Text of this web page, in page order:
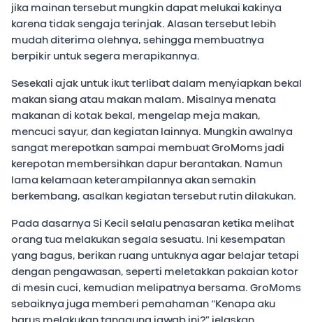
jika mainan tersebut mungkin dapat melukai kakinya
karena tidak sengaja terinjak. Alasan tersebut lebih
mudah diterima olehnya, sehingga membuatnya
berpikir untuk segera merapikannya.
Sesekali ajak untuk ikut terlibat dalam menyiapkan bekal
makan siang atau makan malam. Misalnya menata
makanan di kotak bekal, mengelap meja makan,
mencuci sayur, dan kegiatan lainnya. Mungkin awalnya
sangat merepotkan sampai membuat GroMoms jadi
kerepotan membersihkan dapur berantakan. Namun
lama kelamaan keterampilannya akan semakin
berkembang, asalkan kegiatan tersebut rutin dilakukan.
Pada dasarnya Si Kecil selalu penasaran ketika melihat
orang tua melakukan segala sesuatu. Ini kesempatan
yang bagus, berikan ruang untuknya agar belajar tetapi
dengan pengawasan, seperti meletakkan pakaian kotor
di mesin cuci, kemudian melipatnya bersama. GroMoms
sebaiknya juga memberi pemahaman “Kenapa aku
harus melakukan tanggung jawab ini?” jelaskan